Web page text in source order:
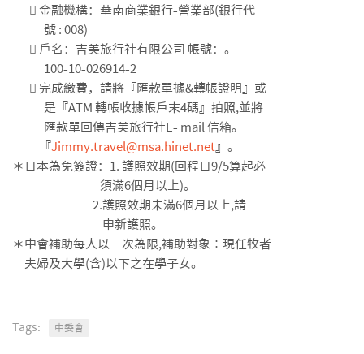
 金融機構：華南商業銀行-營業部(銀行代
號 : 008)
 戶名：吉美旅行社有限公司 帳號：。
100-10-026914-2
 完成繳費，請將『匯款單據&轉帳證明』或
是『ATM 轉帳收據帳戶末4碼』拍照,並將
匯款單回傳吉美旅行社E- mail 信箱。
『Jimmy.travel@msa.hinet.net』。
＊日本為免簽證：1. 護照效期(回程日9/5算起必
須滿6個月以上)。
2.護照效期未滿6個月以上,請
申新護照。
＊中會補助每人以一次為限,補助對象︰現任牧者
夫婦及大學(含)以下之在學子女。
Tags: 中委會